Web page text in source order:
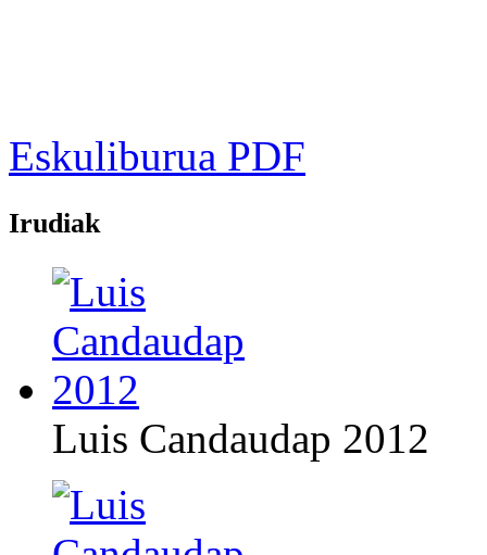
Eskuliburua PDF
Irudiak
Luis Candaudap 2012